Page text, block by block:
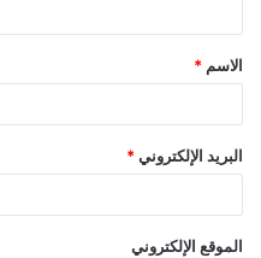
ق
*
الاسم *
البريد الإلكتروني *
الموقع الإلكتروني